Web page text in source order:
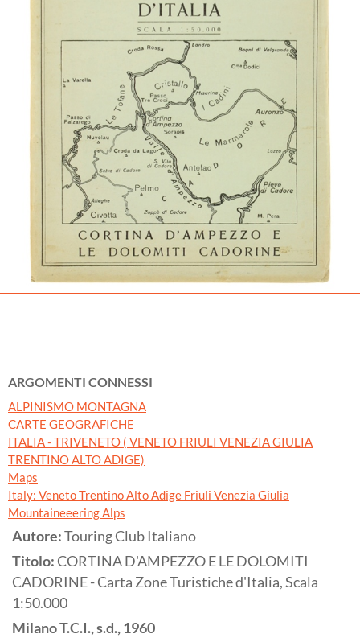
ARGOMENTI CONNESSI
ALPINISMO MONTAGNA
CARTE GEOGRAFICHE
ITALIA - TRIVENETO ( VENETO FRIULI VENEZIA GIULIA
TRENTINO ALTO ADIGE)
Maps
Italy: Veneto Trentino Alto Adige Friuli Venezia Giulia
Mountaineeering Alps
Autore:Touring Club Italiano
Titolo:CORTINA D'AMPEZZO E LE DOLOMITI
CADORINE - Carta Zone Turistiche d'Italia, Scala
1:50.000
MilanoT.C.I., s.d.,1960